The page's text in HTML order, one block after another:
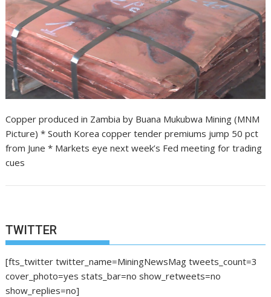
Copper produced in Zambia by Buana Mukubwa Mining (MNM
Picture) * South Korea copper tender premiums jump 50 pct
from June * Markets eye next week’s Fed meeting for trading
cues
TWITTER
[fts_twitter twitter_name=MiningNewsMag tweets_count=3
cover_photo=yes stats_bar=no show_retweets=no
show_replies=no]